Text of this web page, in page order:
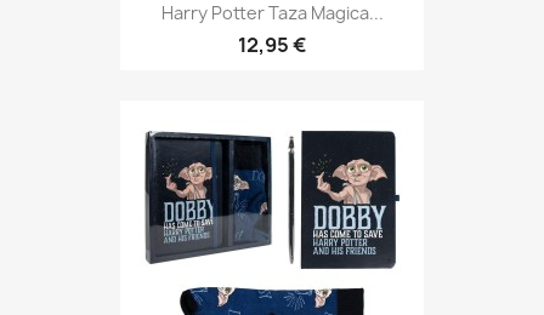
Harry Potter Taza Magica...
12,95 €